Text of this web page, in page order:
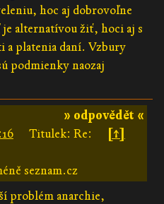
hoc aj dobrovoľne
alternatívou žiť, hoci aj s
a platenia daní. Vzbury
podmienky naozaj
» odpovědět «
Titulek: Re:
[↑]
seznam.cz
problém anarchie,